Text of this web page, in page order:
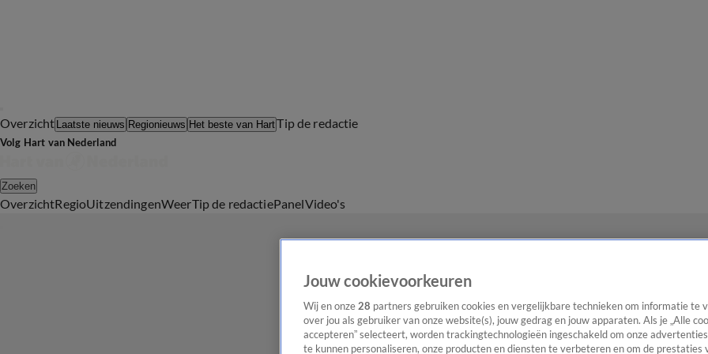
Overzicht Laatste nieuws Regionieuws Het beste van HartTip de redactie
Volg Hart van Nederland
Zoeken
OverzichtRegioUitzendingenWeerTip de redactiePanelVideo's
Jouw cookievoorkeuren
Wij en onze 28 partners gebruiken cookies en vergelijkbare technieken om informatie te
over jou als gebruiker van onze website(s), jouw gedrag en jouw apparaten. Als je „Alle
accepteren” selecteert, worden trackingtechnologieën ingeschakeld om onze
te kunnen personaliseren, onze producten en diensten te verbeteren en om de prestaties